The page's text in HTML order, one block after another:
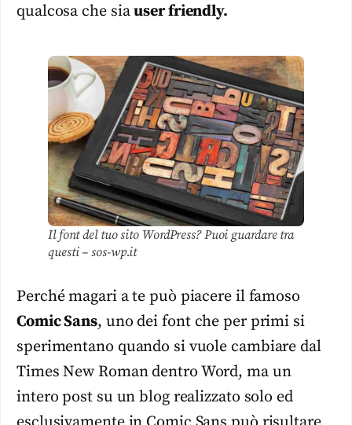
qualcosa che siauser friendly.
Il font del tuo sito WordPress? Puoi guardare tra
questi – sos-wp.it
Perché magari a te può piacere il famoso
Comic Sans, uno dei font che per primi si
sperimentano quando si vuole cambiare dal
Times New Roman dentro Word, ma un
intero post su un blog realizzato solo ed